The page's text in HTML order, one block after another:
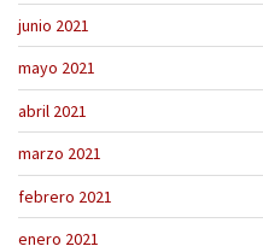
junio 2021
mayo 2021
abril 2021
marzo 2021
febrero 2021
enero 2021